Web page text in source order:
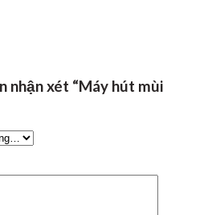
nhận xét “Máy hút mùi